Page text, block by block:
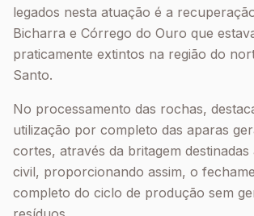
legados nesta atuação é a
Bicharra e Córrego do Ouro que
praticamente extintos na região do
Santo.
No processamento das rochas,
utilização por completo das aparas
cortes, através da britagem
civil, proporcionando assim, o
completo do ciclo de produção sem